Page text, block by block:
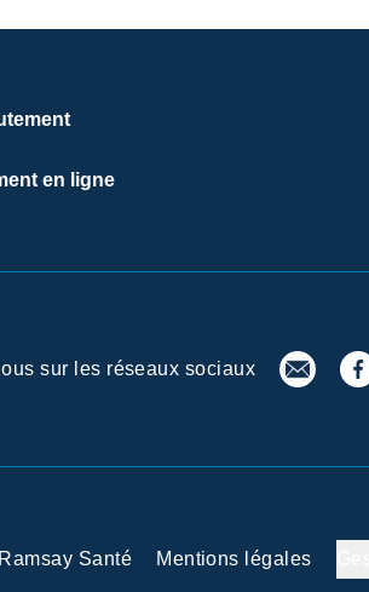
en ligne
sur les réseaux sociaux
Santé Mentions légales